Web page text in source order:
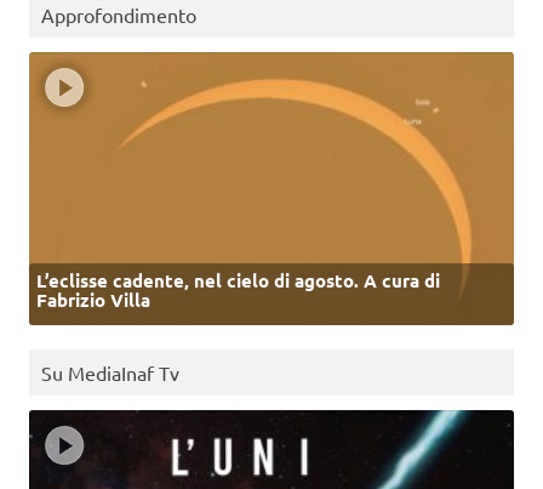
Approfondimento
L’eclisse cadente, nel cielo di agosto. A cura di
Fabrizio Villa
Su MediaInaf Tv